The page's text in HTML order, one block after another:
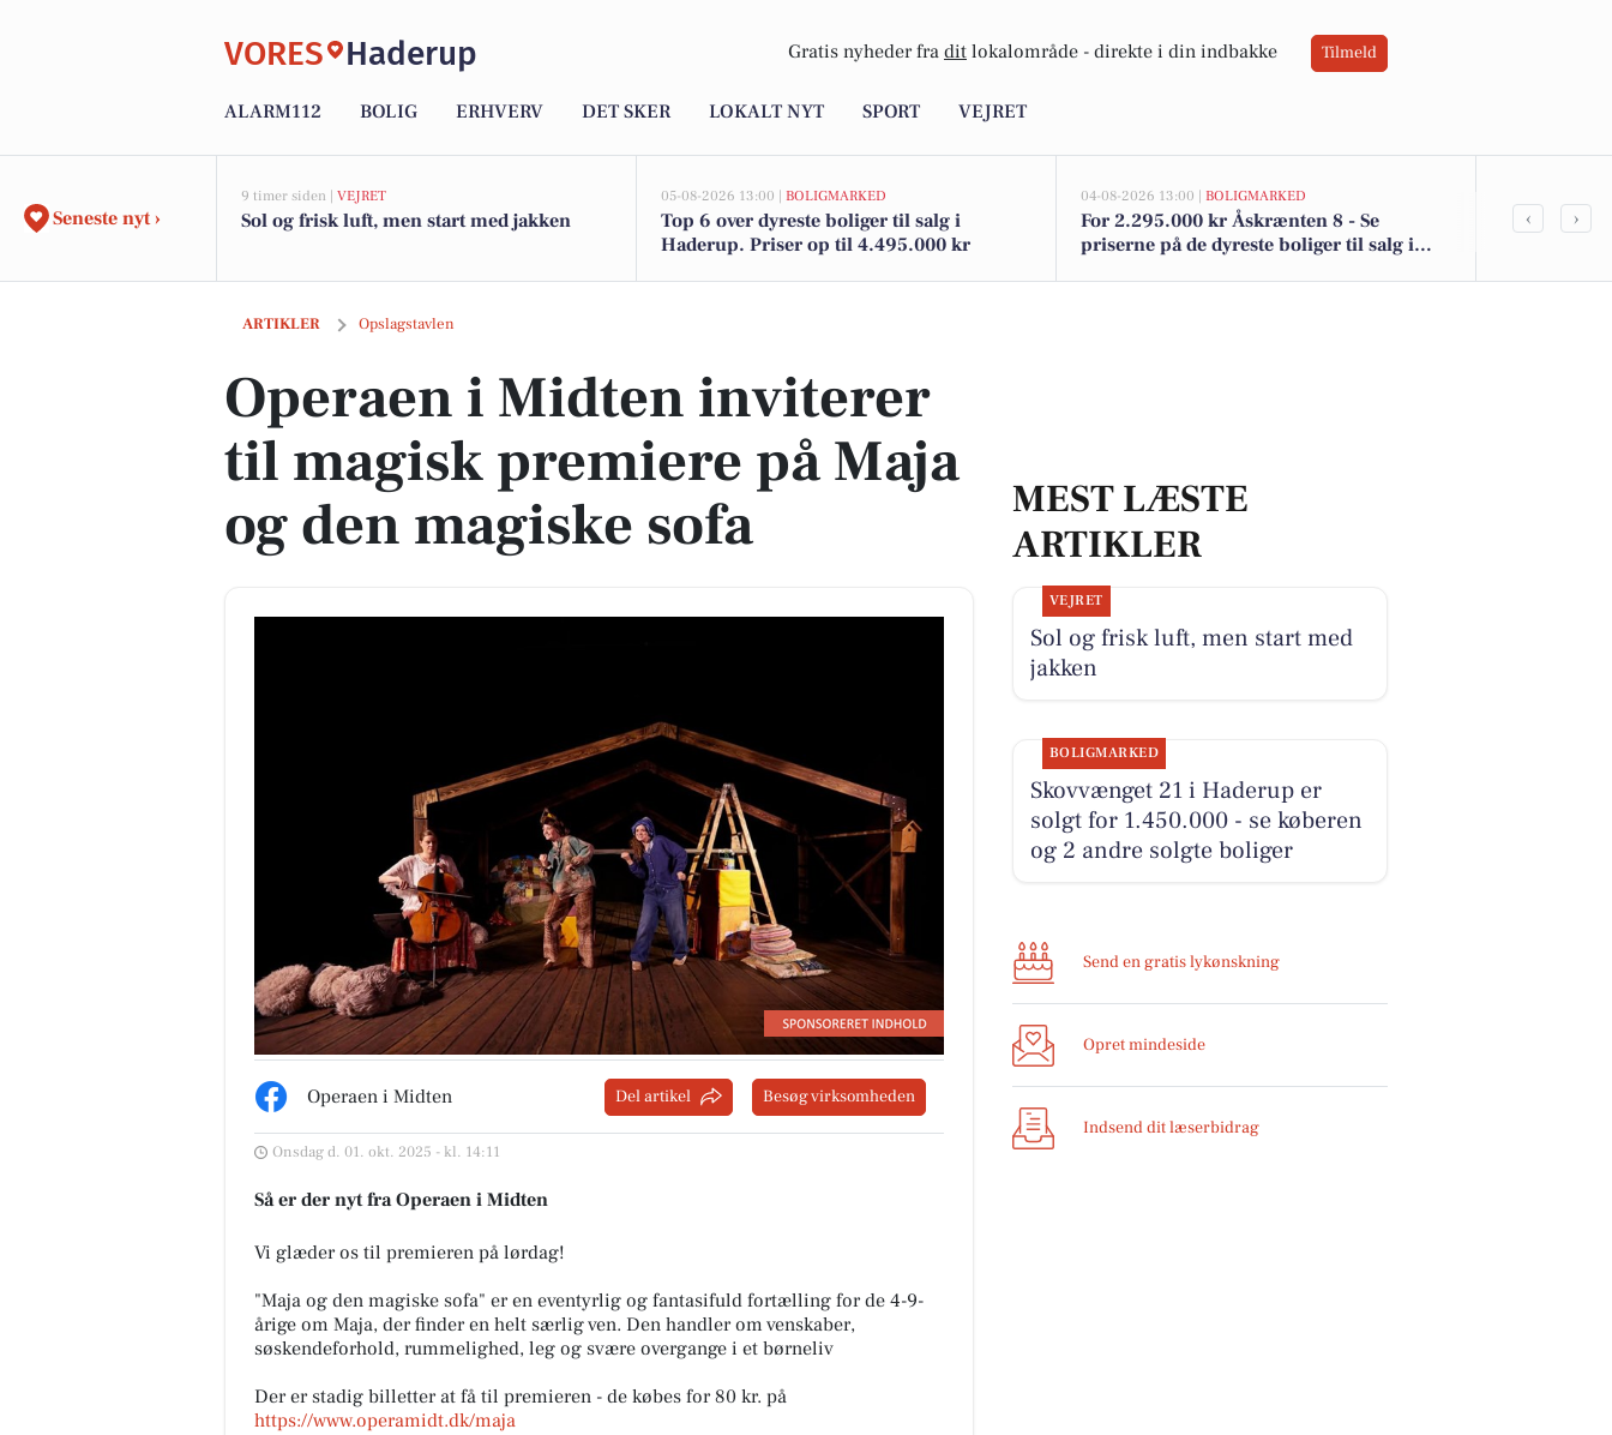
VORES Haderup Gratis nyheder fra dit lokalområde - direkte i din indbakke Tilmeld
ALARM112 BOLIG ERHVERV DET SKER LOKALT NYT SPORT VEJRET
Seneste nyt ›
9 timer siden | VEJRET
Sol og frisk luft, men start med jakken
05-08-2026 13:00 | BOLIGMARKED
Top 6 over dyreste boliger til salg i
Haderup. Priser op til 4.495.000 kr
04-08-2026 13:00 | BOLIGMARKED
For 2.295.000 kr Åskrænten 8 - Se
priserne på de dyreste boliger til salg i
Økologiske
‹ ›
ARTIKLER Opslagstavlen
Operaen i Midten inviterer til magisk premiere på Maja og den magiske sofa
Operaen i Midten inviterer
til magisk premiere på Maja
og den magiske sofa
Operaen i Midten Del artikel Besøg virksomheden
Onsdag d. 01. okt. 2025 - kl. 14:11
Så er der nyt fra Operaen i Midten
Vi glæder os til premieren på lørdag!
"Maja og den magiske sofa" er en eventyrlig og fantasifuld fortælling for de 4-9-
årige om Maja, der finder en helt særlig ven. Den handler om venskaber,
søskendeforhold, rummelighed, leg og svære overgange i et børneliv
Der er stadig billetter at få til premieren - de købes for 80 kr. på
https://www.operamidt.dk/maja
MEST LÆSTE
ARTIKLER
VEJRET
Sol og frisk luft, men start med
jakken
BOLIGMARKED
Skovvænget 21 i Haderup er
solgt for 1.450.000 - se køberen
og 2 andre solgte boliger
Send en gratis lykønskning
Opret mindeside
Indsend dit læserbidrag